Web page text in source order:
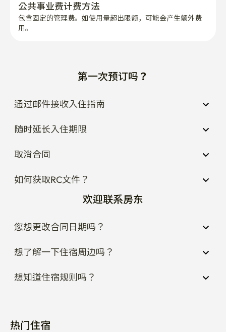
公共事业费计费方法
包含固定的管理费。如使用量超出限额，可能会产生额外费
用。
第一次预订吗？
通过邮件接收入住指南
随时延长入住期限
取消合同
如何获取RC文件？
欢迎联系房东
您想更改合同日期吗？
想了解一下住宿周边吗？
想知道住宿规则吗？
热门住宿